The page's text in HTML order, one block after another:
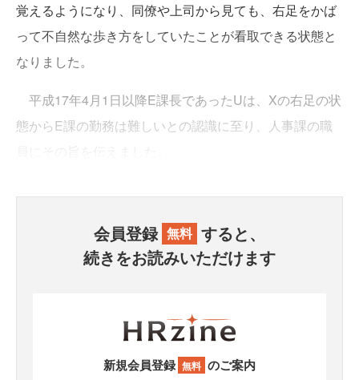
覚えるようになり、同僚や上司から見ても、右足をかば
って不自然な歩き方をしていたことが看取できる状態と
なりました。
平成17年4月1日以降E課長であったUは、Xの右足の状
態からE課の勤務は難しいとの認識に至り、人事課の職
会員登録 無料 すると、
続きをお読みいただけます
新規会員登録 無料 のご案内